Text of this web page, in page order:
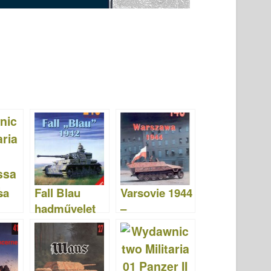
Fall Blau
hadművelet
1942 –
Wydawnictw
o Militaria 218
Varsovie 1944
–
Wydawnictw
o Militaria 148